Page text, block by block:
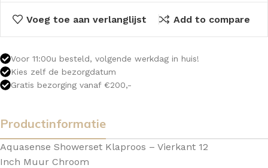
Voeg toe aan verlanglijst Add to compare
Voor 11:00u besteld, volgende werkdag in huis!
Kies zelf de bezorgdatum
Gratis bezorging vanaf €200,-
Productinformatie
Aquasense Showerset Klaproos – Vierkant 12
Inch Muur Chroom